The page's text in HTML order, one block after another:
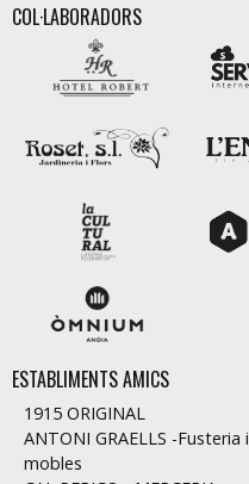
COL·LABORADORS
ESTABLIMENTS AMICS
1915 ORIGINAL
ANTONI GRAELLS -Fusteria i
mobles